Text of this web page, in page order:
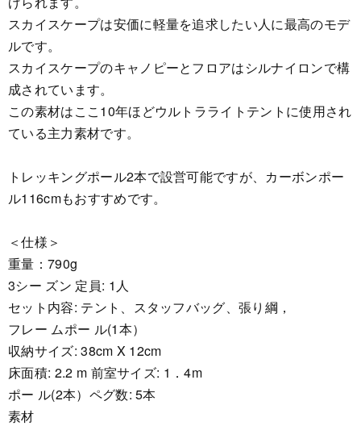
スカイスケープは安価に軽量を追求したい人に最高のモデ
ルです。
スカイスケープのキャノピーとフロアはシルナイロンで構
成されています。
この素材はここ10年ほどウルトラライトテントに使用され
ている主力素材です。
トレッキングポール2本で設営可能ですが、カーボンポー
ル116cmもおすすめです。
＜仕様＞
重量：790g
3シー ズン 定員: 1人
セット内容: テント、スタッフバッグ、張り綱，
フレー ムポー ル(1本）
収納サイズ: 38cm X 12cm
床面積: 2.2 m 前室サイズ: 1．4m
ポー ル(2本）ペグ数: 5本
素材